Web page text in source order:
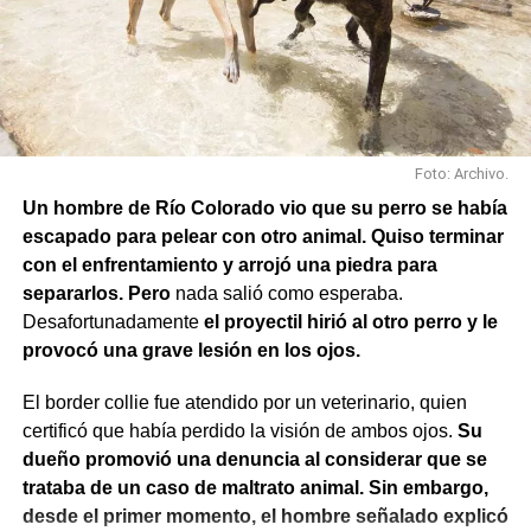
También se efectuaron trabajos en Los Fresnos y Vintter;
Avenida Viterbori y Lago Mascardi; Avenida Roca y
Gadano; y Gadano al 846, donde se retiró una rejilla
dañada y se colocó una valla preventiva para evitar
Foto: Archivo.
Un hombre de Río Colorado vio que su perro se había
escapado para pelear con otro animal. Quiso terminar
con el enfrentamiento y arrojó una piedra para
separarlos. Peronada salió como esperaba.
Desafortunadamente el proyectil hirió al otro perro y le
provocó una grave lesión en los ojos.
El border collie fue atendido por un veterinario, quien
certificó que había perdido la visión de ambos ojos. Su
dueño promovió una denuncia al considerar que se
trataba de un caso de maltrato animal. Sin embargo,
desde el primer momento, el hombre señalado explicó